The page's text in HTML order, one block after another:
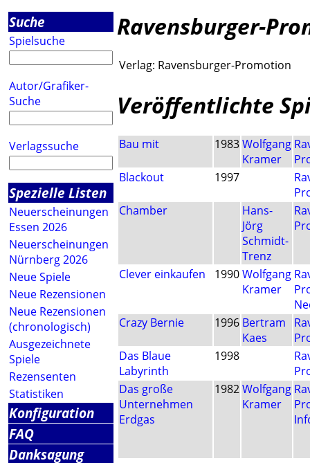
Suche
Spielsuche
Autor/Grafiker-
Suche
Verlagssuche
Spezielle Listen
Neuerscheinungen
Essen 2026
Neuerscheinungen
Nürnberg 2026
Neue Spiele
Neue Rezensionen
Neue Rezensionen
(chronologisch)
Ausgezeichnete
Spiele
Rezensenten
Statistiken
Konfiguration
FAQ
Danksagung
Ravensburger-
Verlag: Ravensburger-Promotion
Veröffentlichte
Bau mit 1983Wolfgang
Kramer
Blackout
1997
Chamber
Hans-
Jörg
Schmidt-
Trenz
Clever einkaufen 1990Wolfgang
Kramer
Crazy Bernie
1996 Bertram
Kaes
Das Blaue
Labyrinth
1998
Das große
Unternehmen
Erdgas
1982Wolfgang
Kramer